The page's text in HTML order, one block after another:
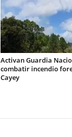
Activan Guardia
combatir incendio
Cayey